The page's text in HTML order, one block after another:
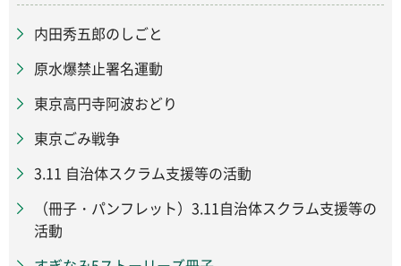
内田秀五郎のしごと
原水爆禁止署名運動
東京高円寺阿波おどり
東京ごみ戦争
3.11 自治体スクラム支援等の活動
（冊子・パンフレット）3.11自治体スクラム支援等の
活動